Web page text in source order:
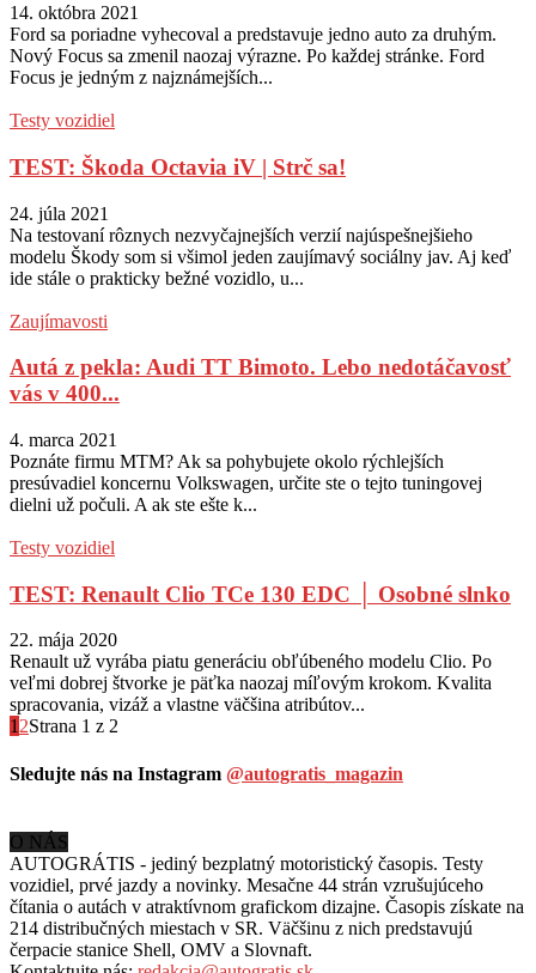
14. októbra 2021
Ford sa poriadne vyhecoval a predstavuje jedno auto za druhým.
Nový Focus sa zmenil naozaj výrazne. Po každej stránke. Ford
Focus je jedným z najznámejších...
Testy vozidiel
TEST: Škoda Octavia iV | Strč sa!
24. júla 2021
Na testovaní rôznych nezvyčajnejších verzií najúspešnejšieho
modelu Škody som si všimol jeden zaujímavý sociálny jav. Aj keď
ide stále o prakticky bežné vozidlo, u...
Zaujímavosti
Autá z pekla: Audi TT Bimoto. Lebo nedotáčavosť
vás v 400...
4. marca 2021
Poznáte firmu MTM? Ak sa pohybujete okolo rýchlejších
presúvadiel koncernu Volkswagen, určite ste o tejto tuningovej
dielni už počuli. A ak ste ešte k...
Testy vozidiel
TEST: Renault Clio TCe 130 EDC │ Osobné slnko
22. mája 2020
Renault už vyrába piatu generáciu obľúbeného modelu Clio. Po
veľmi dobrej štvorke je päťka naozaj míľovým krokom. Kvalita
spracovania, vizáž a vlastne väčšina atribútov...
12Strana 1 z 2
Sledujte nás na Instagram @autogratis_magazin
O NÁS
AUTOGRÁTIS - jediný bezplatný motoristický časopis. Testy
vozidiel, prvé jazdy a novinky. Mesačne 44 strán vzrušujúceho
čítania o autách v atraktívnom grafickom dizajne. Časopis získate na
214 distribučných miestach v SR. Väčšinu z nich predstavujú
čerpacie stanice Shell, OMV a Slovnaft.